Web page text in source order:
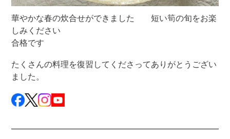
華やかな春の炊合せができました 短い筍の旬をお楽
しみください
合格です
たくさんの料理を復習してくださってありがとうござい
ました。